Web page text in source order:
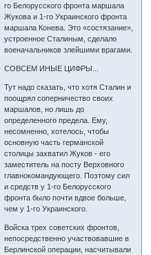
го Белорусского фронта маршала
Жукова и 1-го Украинского фронта
маршала Конева. Это «состязание»,
устроенное Сталиным, сделало
военачальников злейшими врагами.
СОВСЕМ ИНЫЕ ЦИФРЫ...
Тут надо сказать, что хотя Сталин и
поощрял соперничество своих
маршалов, но лишь до
определенного предела. Ему,
несомненно, хотелось, чтобы
основную часть германской
столицы захватил Жуков - его
заместитель на посту Верховного
главнокомандующего. Поэтому сил
и средств у 1-го Белорусского
фронта было почти вдвое больше,
чем у 1-го Украинского.
Войска трех советских фронтов,
непосредственно участвовавшие в
Берлинской операции, насчитывали